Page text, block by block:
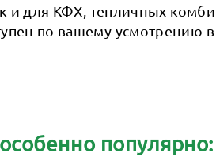
и для КФХ, тепличных
по вашему усмотрению
популярно: